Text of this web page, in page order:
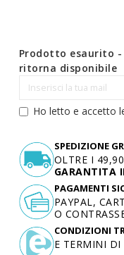
Prodotto esaurito
ritorna disponibile
Ho letto e accetto
SPEDIZIONE
OLTRE I
GARANTITA
PAGAMENTI
PAYPAL,
O
CONDIZIONI
E TERMINI DI